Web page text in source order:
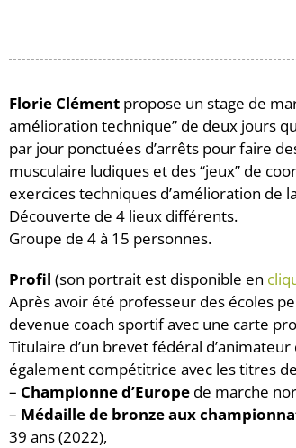
Florie Clément propose un stage de
amélioration technique” de deux jours
par jour ponctuées d’arrêts pour faire
musculaire ludiques et des “jeux” de
exercices techniques d’amélioration de
Découverte de 4 lieux différents.
Groupe de 4 à 15 personnes.
Profil (son portrait est disponible en
Après avoir été professeur des écoles
devenue coach sportif avec une carte
Titulaire d’un brevet fédéral
également compétitrice avec les titres
– Championne d’Europe de marche
– Médaille de bronze aux
39 ans (2022),